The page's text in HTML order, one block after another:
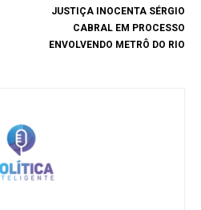
JUSTIÇA INOCENTA SÉRGIO
CABRAL EM PROCESSO
ENVOLVENDO METRÔ DO RIO